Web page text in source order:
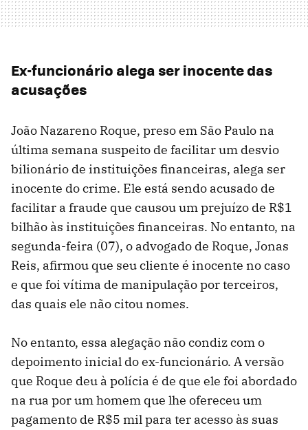
Ex-funcionário alega ser inocente das
acusações
João Nazareno Roque, preso em São Paulo na
última semana suspeito de facilitar um desvio
bilionário de instituições financeiras, alega ser
inocente do crime. Ele está sendo acusado de
facilitar a fraude que causou um prejuízo de R$1
bilhão às instituições financeiras. No entanto, na
segunda-feira (07), o advogado de Roque, Jonas
Reis, afirmou que seu cliente é inocente no caso
e que foi vítima de manipulação por terceiros,
das quais ele não citou nomes.
No entanto, essa alegação não condiz com o
depoimento inicial do ex-funcionário. A versão
que Roque deu à polícia é de que ele foi abordado
na rua por um homem que lhe ofereceu um
pagamento de R$5 mil para ter acesso às suas